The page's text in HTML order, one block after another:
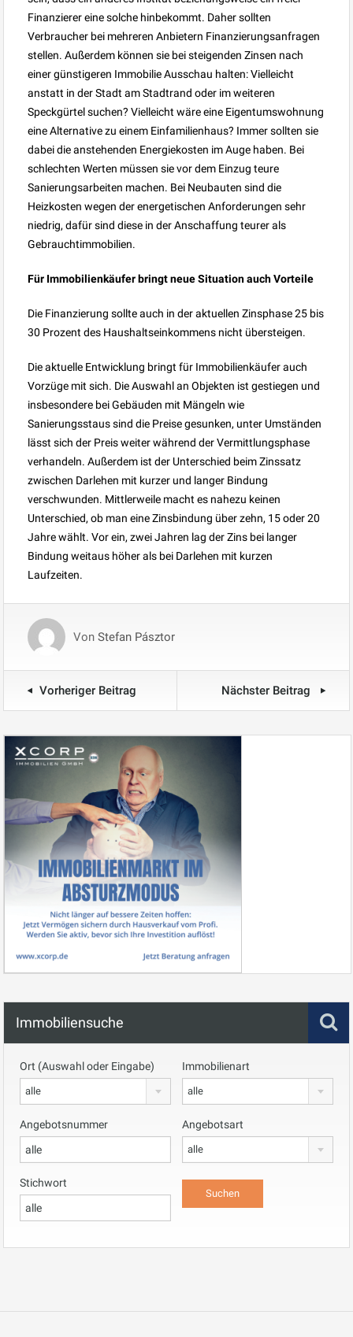
Finanzierer eine solche hinbekommt. Daher sollten
Verbraucher bei mehreren Anbietern Finanzierungsanfragen
stellen. Außerdem können sie bei steigenden Zinsen nach
einer günstigeren Immobilie Ausschau halten: Vielleicht
anstatt in der Stadt am Stadtrand oder im weiteren
Speckgürtel suchen? Vielleicht wäre eine Eigentumswohnung
eine Alternative zu einem Einfamilienhaus? Immer sollten sie
dabei die anstehenden Energiekosten im Auge haben. Bei
schlechten Werten müssen sie vor dem Einzug teure
Sanierungsarbeiten machen. Bei Neubauten sind die
Heizkosten wegen der energetischen Anforderungen sehr
niedrig, dafür sind diese in der Anschaffung teurer als
Gebrauchtimmobilien.
Für Immobilienkäufer bringt neue Situation auch Vorteile
Die Finanzierung sollte auch in der aktuellen Zinsphase 25 bis
30 Prozent des Haushaltseinkommens nicht übersteigen.
Die aktuelle Entwicklung bringt für Immobilienkäufer auch
Vorzüge mit sich. Die Auswahl an Objekten ist gestiegen und
insbesondere bei Gebäuden mit Mängeln wie
Sanierungsstaus sind die Preise gesunken, unter Umständen
lässt sich der Preis weiter während der Vermittlungsphase
verhandeln. Außerdem ist der Unterschied beim Zinssatz
zwischen Darlehen mit kurzer und langer Bindung
verschwunden. Mittlerweile macht es nahezu keinen
Unterschied, ob man eine Zinsbindung über zehn, 15 oder 20
Jahre wählt. Vor ein, zwei Jahren lag der Zins bei langer
Bindung weitaus höher als bei Darlehen mit kurzen
Laufzeiten.
Von Stefan Pásztor
Vorheriger Beitrag Nächster Beitrag
Immobiliensuche
Ort (Auswahl oder Eingabe)
alle
Immobilienart
alle
Angebotsnummer Angebotsart
alle
Stichwort